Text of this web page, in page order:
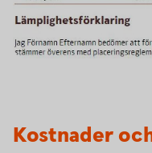
Kostnader